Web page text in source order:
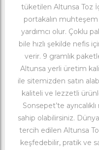
tüketilen Altunsa Toz
portakalın
yardımcı olur. Çoklu
bile hızlı şekilde nefis
verir. 9 gramlık
Altunsa yerli üretim
ile sitemizden satın
kaliteli ve lezzetli
Sonsepet’te
sahip olabilirsiniz.
tercih edilen Altunsa
keşfedebilir, pratik ve